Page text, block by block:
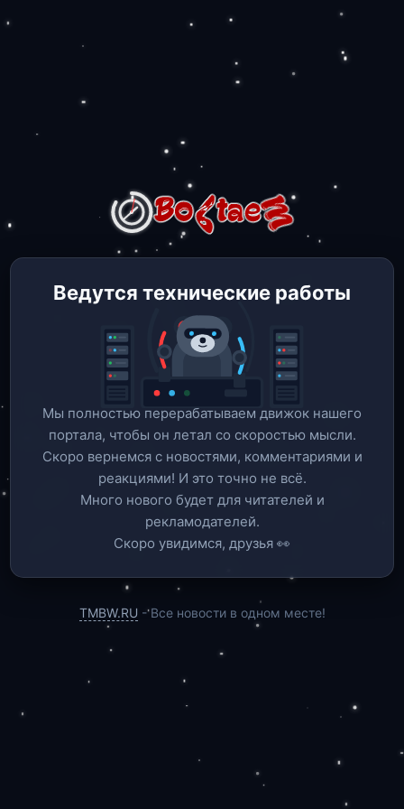
Ведутся технические работы
Мы полностью перерабатываем движок нашего
портала, чтобы он летал со скоростью мысли.
Скоро вернемся c новостями, комментариями и
реакциями! И это точно не всё.
Много нового будет для читателей и
рекламодателей.
Скоро увидимся, друзья 👀
TMBW.RU - Все новости в одном месте!